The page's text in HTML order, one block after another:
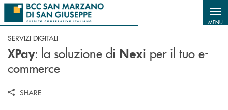
Salta al contenuto principale
MENU
SERVIZI DIGITALI
XPay: la soluzione di Nexi per il tuo e-
commerce
SHARE